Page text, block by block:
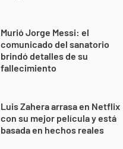
Murió Jorge Messi: el
comunicado del sanatorio
brindó detalles de su
fallecimiento
Luis Zahera arrasa en Netflix
con su mejor película y está
basada en hechos reales